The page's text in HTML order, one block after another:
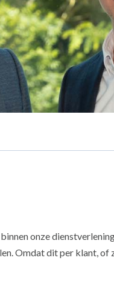
onze
Omdat dit per klant, of